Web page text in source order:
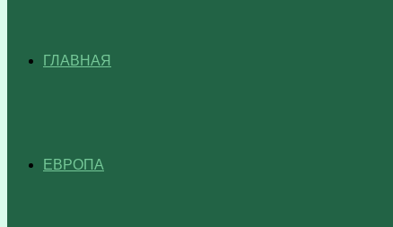
ГЛАВНАЯ
ЕВРОПА